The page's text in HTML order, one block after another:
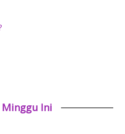
Minggu Ini